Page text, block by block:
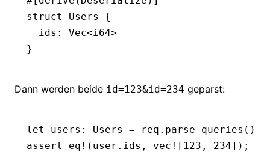
struct
Users
{
  ids
: Vec<i64>
}
Dann werden beide id=123&id=234 geparst:
let users : Users = req . parse_queries ()
assert_eq! (user . ids, vec! [ 123 , 234]);